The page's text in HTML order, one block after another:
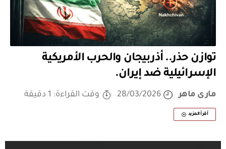
توازن حذر.. أذربيجان والحرب الأمريكية
الإسرائيلية ضد إيران.
مارى ماهر 28/03/2026 وقت القراءة: 1 دقيقة
أقرأ المزيد